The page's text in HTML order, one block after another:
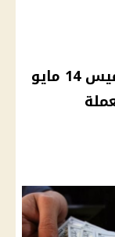
أسعار الدولار والذهب اليوم الخميس 14 مايو